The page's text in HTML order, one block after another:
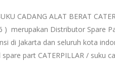
CADANG ALAT BERAT
) merupakan Distributor Spare
di Jakarta dan seluruh kota
part CATERPILLAR / suku